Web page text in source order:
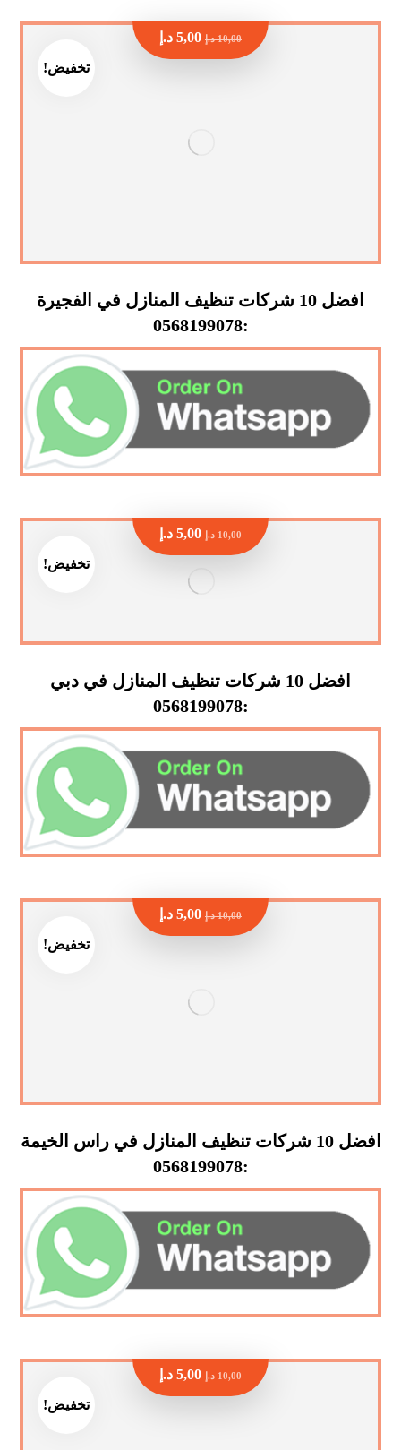
تخفيض!
افضل 10 شركات تنظيف المنازل في الفجيرة
:0568199078
10,00 د.إ 5,00 د.إ
تخفيض!
افضل 10 شركات تنظيف المنازل في دبي
:0568199078
10,00 د.إ 5,00 د.إ
تخفيض!
افضل 10 شركات تنظيف المنازل في راس الخيمة
:0568199078
10,00 د.إ 5,00 د.إ
تخفيض!
10,00 د.إ 5,00 د.إ